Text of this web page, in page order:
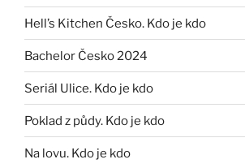
Hell’s Kitchen Česko. Kdo je kdo
Bachelor Česko 2024
Seriál Ulice. Kdo je kdo
Poklad z půdy. Kdo je kdo
Na lovu. Kdo je kdo